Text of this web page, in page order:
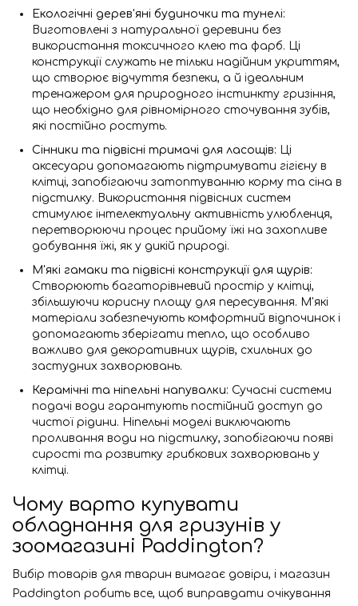
Екологічні дерев'яні будиночки та тунелі:
Виготовлені з натуральної деревини без
використання токсичного клею та фарб. Ці
конструкції служать не тільки надійним укриттям,
що створює відчуття безпеки, а й ідеальним
тренажером для природного інстинкту гризіння,
що необхідно для рівномірного сточування зубів,
які постійно ростуть.
Сінники та підвісні тримачі для ласощів: Ці
аксесуари допомагають підтримувати гігієну в
клітці, запобігаючи затоптуванню корму та сіна в
підстилку. Використання підвісних систем
стимулює інтелектуальну активність улюбленця,
перетворюючи процес прийому їжі на захопливе
добування їжі, як у дикій природі.
М'які гамаки та підвісні конструкції для щурів:
Створюють багаторівневий простір у клітці,
збільшуючи корисну площу для пересування. М'які
матеріали забезпечують комфортний відпочинок і
допомагають зберігати тепло, що особливо
важливо для декоративних щурів, схильних до
застудних захворювань.
Керамічні та ніпельні напувалки: Сучасні системи
подачі води гарантують постійний доступ до
чистої рідини. Ніпельні моделі виключають
проливання води на підстилку, запобігаючи появі
сирості та розвитку грибкових захворювань у
клітці.
Чому варто купувати
обладнання для гризунів у
зоомагазині Paddington?
Вибір товарів для тварин вимагає довіри, і магазин
Paddington робить все, щоб виправдати очікування